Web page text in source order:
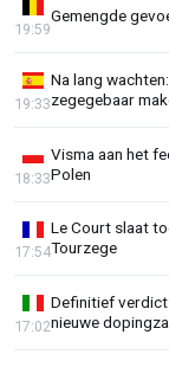
Gemengde
19:59
Na lang
zegegebaar
19:33
Visma aan het
Polen
18:33
Le Court slaat
Tourzege
17:54
Definitief
nieuwe
17:02